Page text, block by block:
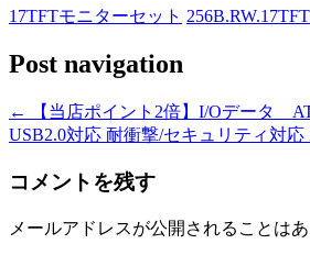
17TFTモニターセット
Post navigation
← 【当店ポイント2倍】I/Oデータ
USB2.0対応 耐衝撃/セキュリティ対
コメントを残す
メールアドレスが公開されることはあ